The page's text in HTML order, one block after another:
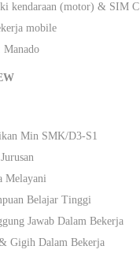
kendaraan (motor) & SIM C
mobile
Manado
Min SMK/D3-S1
Melayani
Belajar Tinggi
Jawab Dalam Bekerja
Gigih Dalam Bekerja